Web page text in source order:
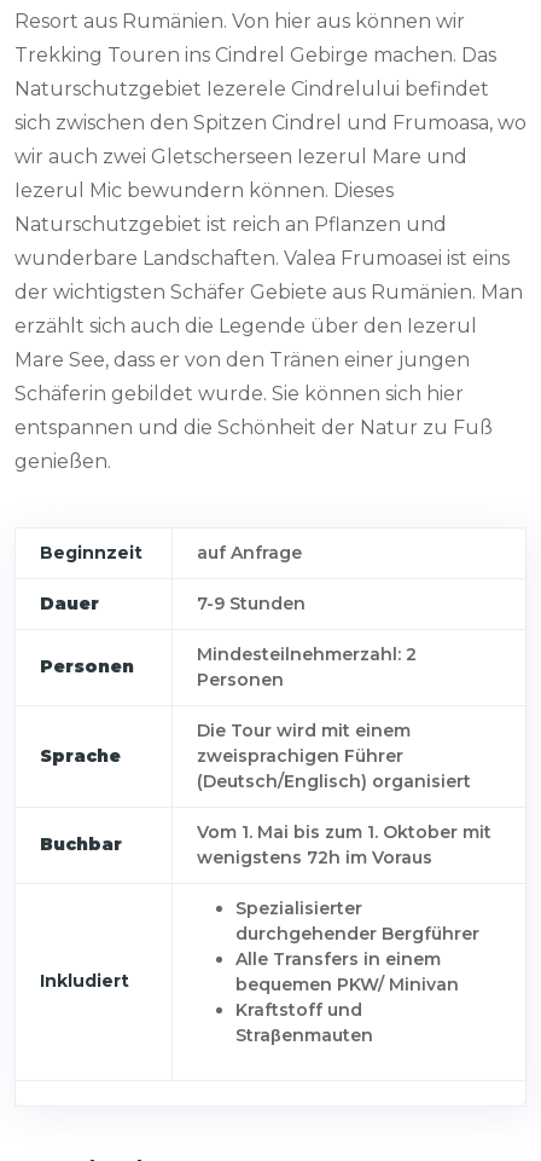
Resort aus Rumänien. Von hier aus können wir
Trekking Touren ins Cindrel Gebirge machen. Das
Naturschutzgebiet Iezerele Cindrelului befindet
sich zwischen den Spitzen Cindrel und Frumoasa, wo
wir auch zwei Gletscherseen Iezerul Mare und
Iezerul Mic bewundern können. Dieses
Naturschutzgebiet ist reich an Pflanzen und
wunderbare Landschaften. Valea Frumoasei ist eins
der wichtigsten Schäfer Gebiete aus Rumänien. Man
erzählt sich auch die Legende über den Iezerul
Mare See, dass er von den Tränen einer jungen
Schäferin gebildet wurde. Sie können sich hier
entspannen und die Schönheit der Natur zu Fuß
genießen.
Beginnzeit auf Anfrage
Dauer 7-9 Stunden
Personen
Mindesteilnehmerzahl: 2
Personen
Sprache
Die Tour wird mit einem
zweisprachigen Führer
(Deutsch/Englisch) organisiert
Buchbar
Vom 1. Mai bis zum 1. Oktober mit
wenigstens 72h im Voraus
Inkludiert
Spezialisierter
durchgehender Bergführer
Alle Transfers in einem
bequemen PKW/ Minivan
Kraftstoff und
Straβenmauten